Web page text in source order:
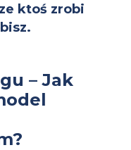
ktoś zrobi
– Jak